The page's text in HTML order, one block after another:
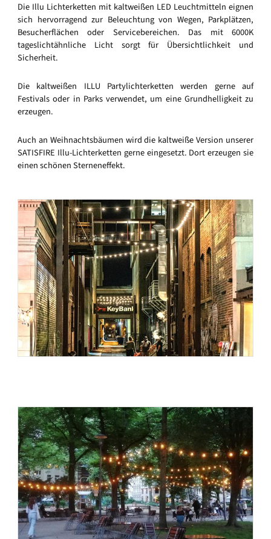
Die Illu Lichterketten mit kaltweißen LED Leuchtmitteln eignen
sich hervorragend zur Beleuchtung von Wegen, Parkplätzen,
Besucherflächen oder Servicebereichen. Das mit 6000K
tageslichtähnliche Licht sorgt für Übersichtlichkeit und
Sicherheit.
Die kaltweißen ILLU Partylichterketten werden gerne auf
Festivals oder in Parks verwendet, um eine Grundhelligkeit zu
erzeugen.
Auch an Weihnachtsbäumen wird die kaltweiße Version unserer
SATISFIRE Illu-Lichterketten gerne eingesetzt. Dort erzeugen sie
einen schönen Sterneneffekt.